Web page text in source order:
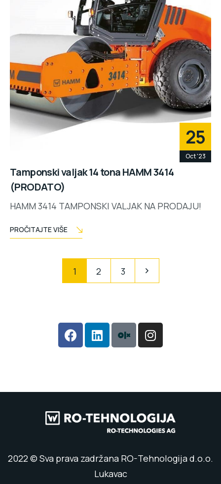
25
Oct '23
Tamponski valjak 14 tona HAMM 3414
(PRODATO)
HAMM 3414 TAMPONSKI VALJAK NA PRODAJU!
PROČITAJTE VIŠE
1 2 3
2022 © Sva prava zadržana RO-Tehnologija d.o.o.
Lukavac